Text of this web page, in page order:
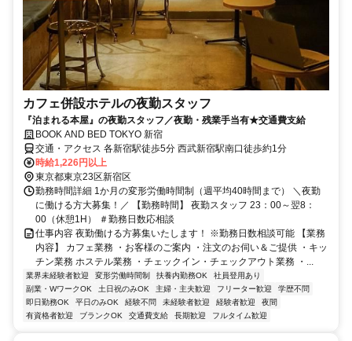
カフェ併設ホテルの夜勤スタッフ
『泊まれる本屋』の夜勤スタッフ／夜勤・残業手当有★交通費支給
BOOK AND BED TOKYO 新宿
交通・アクセス 各新宿駅徒歩5分 西武新宿駅南口徒歩約1分
時給1,226円以上
東京都東京23区新宿区
勤務時間詳細 1か月の変形労働時間制（週平均40時間まで） ＼夜勤
に働ける方大募集！／ 【勤務時間】 夜勤スタッフ 23：00～翌8：
00（休憩1H） ＃勤務日数応相談
仕事内容 夜勤働ける方募集いたします！ ※勤務日数相談可能 【業務
内容】 カフェ業務 ・お客様のご案内 ・注文のお伺い＆ご提供 ・キッ
チン業務 ホステル業務 ・チェックイン・チェックアウト業務 ・...
業界未経験者歓迎 変形労働時間制 扶養内勤務OK
社員登用あり
副業・WワークOK
土日祝のみOK 主婦・主夫歓迎 フリーター歓迎
学歴不問
即日勤務OK
平日のみOK 経験不問 未経験者歓迎 経験者歓迎
夜間
有資格者歓迎
ブランクOK 交通費支給 長期歓迎 フルタイム歓迎